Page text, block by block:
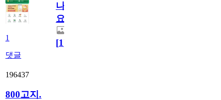
1
댓글
나
요)
[1]
196437
800고지.